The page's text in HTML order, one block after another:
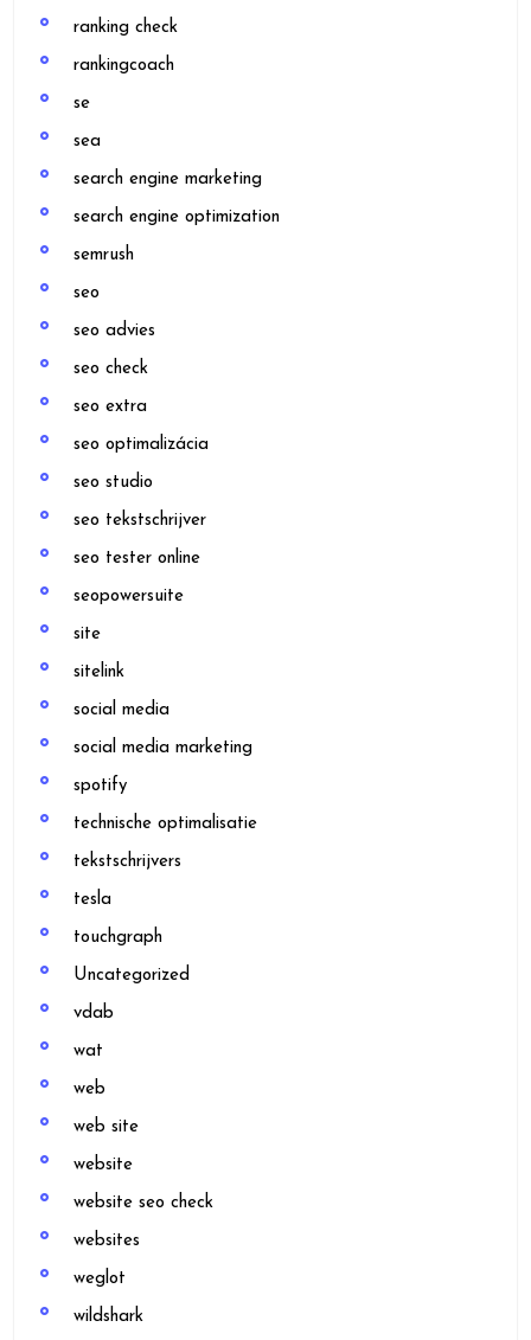
ranking check
rankingcoach
se
sea
search engine marketing
search engine optimization
semrush
seo
seo advies
seo check
seo extra
seo optimalizácia
seo studio
seo tekstschrijver
seo tester online
seopowersuite
site
sitelink
social media
social media marketing
spotify
technische optimalisatie
tekstschrijvers
tesla
touchgraph
Uncategorized
vdab
wat
web
web site
website
website seo check
websites
weglot
wildshark